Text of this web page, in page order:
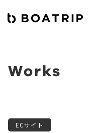
Works
ECサイト